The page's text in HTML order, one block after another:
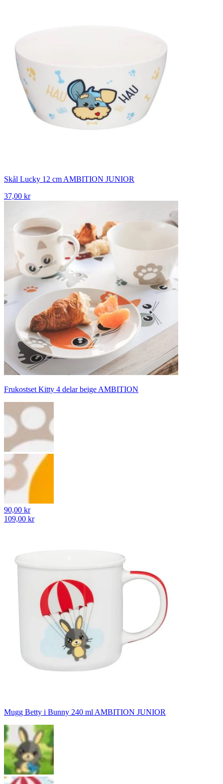
Skål Lucky 12 cm AMBITION JUNIOR
37,00 kr
Frukostset Kitty 4 delar beige AMBITION
90,00 kr
109,00 kr
Mugg Betty i Bunny 240 ml AMBITION JUNIOR